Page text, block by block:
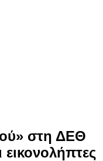
στη ΔΕΘ